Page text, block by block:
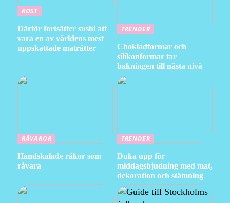
KOST
Därför fortsätter sushi att
vara en av världens mest
uppskattade maträtter
TRENDER
Chokladformar och
silikonformar tar
bakningen till nästa nivå
RÅVAROR
Handskalade räkor som
råvara
TRENDER
Duka upp för
middagsbjudning med mat,
dekoration och stämning